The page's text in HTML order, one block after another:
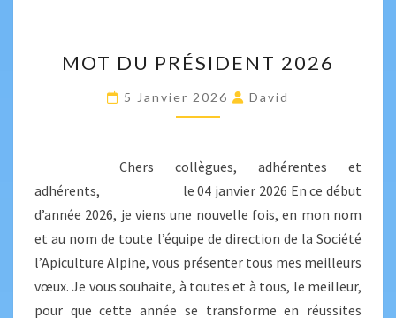
DU
PRÉSIDENT
2026
MOT DU PRÉSIDENT 2026
5 Janvier 2026 David
Chers collègues, adhérentes et
adhérents, le 04 janvier 2026 En ce début
d’année 2026, je viens une nouvelle fois, en mon nom
et au nom de toute l’équipe de direction de la Société
l’Apiculture Alpine, vous présenter tous mes meilleurs
vœux. Je vous souhaite, à toutes et à tous, le meilleur,
pour que cette année se transforme en réussites